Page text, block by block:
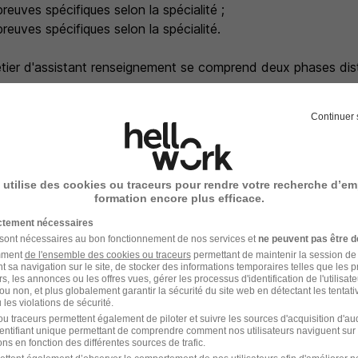
spécifiques selon la spécialité ;
spécifiques selon la spécialité.
d'assistant renseignement se comprend deux phases
de Préparation Opérationnelle du Combattant de l'armée
à Orange dans Vaucluse, pour apprendre les bases du
se poursuit à Strasbourg pour une durée de 4
rémunérée
assistant renseignement marque votre entrée dans cette
si vous n'êtes pas encore titulaire du diplôme, vous
durant les formations pour vous concentrer sur
Continuer
utilise des cookies ou traceurs pour rendre votre recherche
formation encore plus efficace.
nécessaires
nécessaires au bon fonctionnement de nos services et ne peuvent pas être
de l'ensemble des cookies ou traceurspermettant de maintenir la session
sa navigation sur le site, de stocker des informations temporaires telles que les
les annonces ou les offres vues, gérer les processus d'identification de
non, et plus globalement garantir la sécurité du site web en détectant les
violations de sécurité.
traceurs permettent également de piloter et suivre les sources d'acquisition
unique permettant de comprendre comment nos utilisateurs naviguent sur
en fonction des différentes sources de trafic.